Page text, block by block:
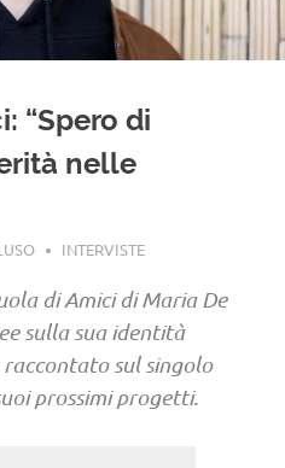
“Spero di
nelle
INTERVISTE
di Amici di Maria De
sulla sua identità
raccontato sul singolo
prossimi progetti.